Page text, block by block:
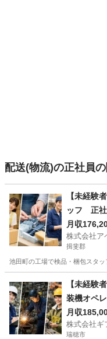
配送(物流)の正社員
【未経験
ッフ 正社
本郷)池田
員 車通
月収
株式会社ア
揖斐郡
池田町の工場で検品・梱包スタ
倉庫管理
【未経験
装機オペ
らチャレ
月収
株式会社ギ
瑞穂市